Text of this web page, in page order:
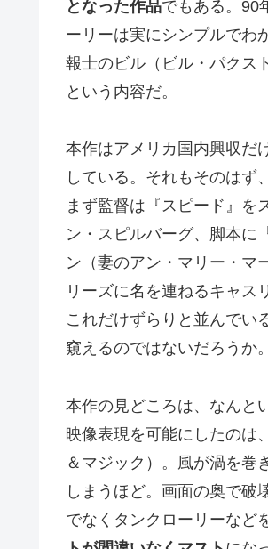
となった作品でもある。90
ーリーは実にシンプルでわ
報士のビル（ビル・パク
という内容だ。
本作はアメリカ国内興収だ
している。それもそのはず
まず監督は『スピード』を
ン・スピルバーグ、脚本に
ン（妻のアン・マリー・マ
リーズに名を連ねるキャス
これだけずらりと並んでい
窺えるのではないだろうか。
本作の見どころは、なんと
映像表現を可能にしたのは
＆マジック）。風が渦を巻
しまうほど。画面の奥で破
でなくタンクローリーなど